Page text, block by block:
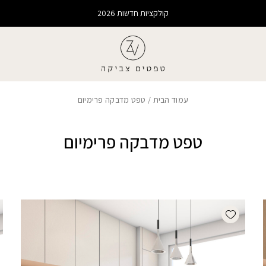
קולקציות חדשות 2026
עמוד הבית / טפט מדבקה פרימיום
טפט מדבקה פרימיום
Add wishlist